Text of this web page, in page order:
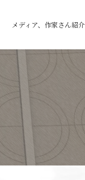
メディア、作家さん紹介